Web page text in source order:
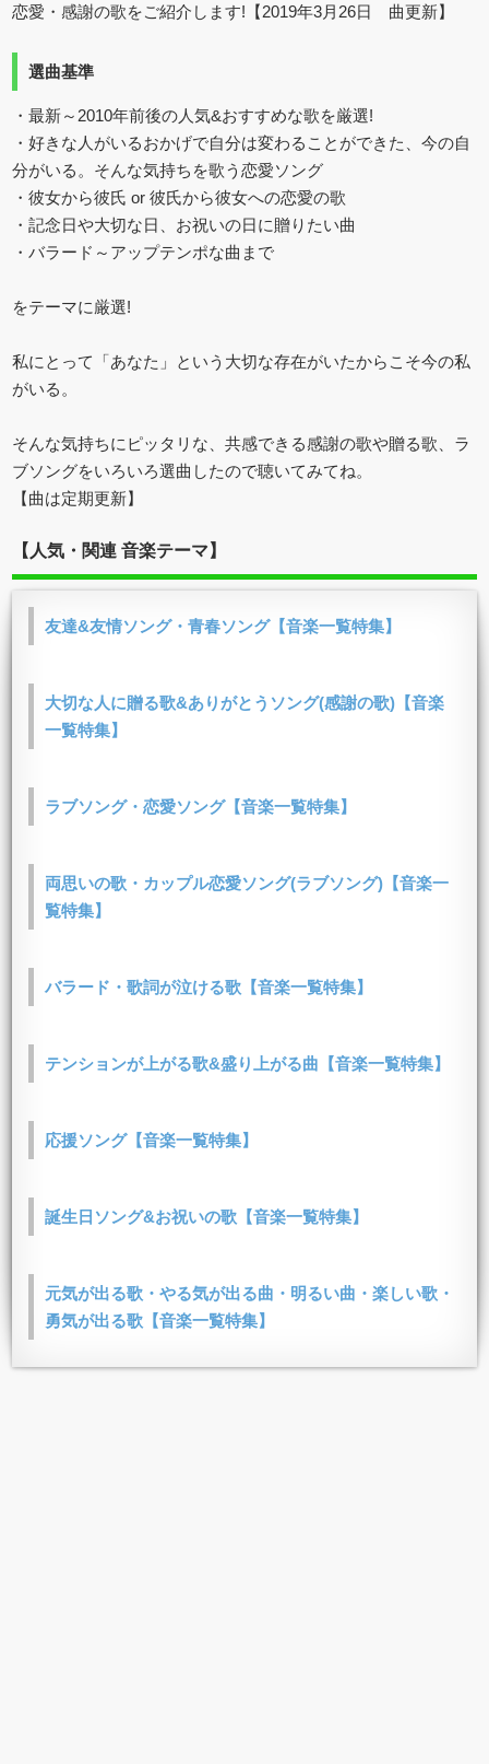
恋愛・感謝の歌をご紹介します!【2019年3月26日 曲更新】
選曲基準
・最新～2010年前後の人気&おすすめな歌を厳選!
・好きな人がいるおかげで自分は変わることができた、今の自
分がいる。そんな気持ちを歌う恋愛ソング
・彼女から彼氏 or 彼氏から彼女への恋愛の歌
・記念日や大切な日、お祝いの日に贈りたい曲
・バラード～アップテンポな曲まで
をテーマに厳選!
私にとって「あなた」という大切な存在がいたからこそ今の私
がいる。
そんな気持ちにピッタリな、共感できる感謝の歌や贈る歌、ラ
ブソングをいろいろ選曲したので聴いてみてね。
【曲は定期更新】
【人気・関連 音楽テーマ】
友達&友情ソング・青春ソング【音楽一覧特集】
大切な人に贈る歌&ありがとうソング(感謝の歌)【音楽
一覧特集】
ラブソング・恋愛ソング【音楽一覧特集】
両思いの歌・カップル恋愛ソング(ラブソング)【音楽一
覧特集】
バラード・歌詞が泣ける歌【音楽一覧特集】
テンションが上がる歌&盛り上がる曲【音楽一覧特集】
応援ソング【音楽一覧特集】
誕生日ソング&お祝いの歌【音楽一覧特集】
元気が出る歌・やる気が出る曲・明るい曲・楽しい歌・
勇気が出る歌【音楽一覧特集】